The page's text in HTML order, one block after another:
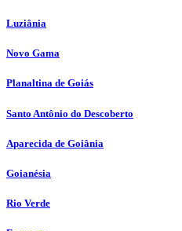
Luziânia
Novo Gama
Planaltina de Goiás
Santo Antônio do Descoberto
Aparecida de Goiânia
Goianésia
Rio Verde